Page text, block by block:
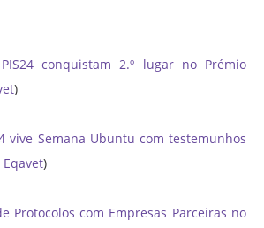
conquistam 2.º lugar no Prémio
)
vive Semana Ubuntu com testemunhos
Eqavet)
Protocolos com Empresas Parceiras no